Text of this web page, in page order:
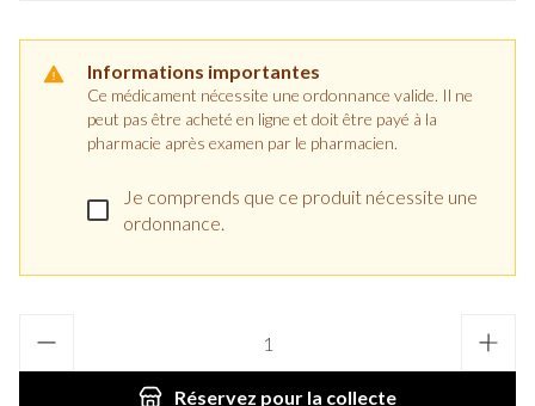
Informations importantes
Ce médicament nécessite une ordonnance valide. Il ne
peut pas être acheté en ligne et doit être payé à la
pharmacie après examen par le pharmacien.
Je comprends que ce produit nécessite une
ordonnance.
Réservez pour la collecte